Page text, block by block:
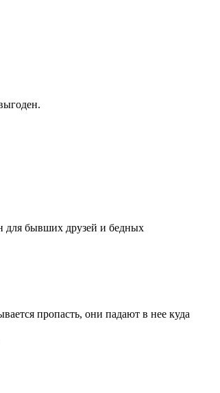
для бывших друзей и бедных
пропасть, они падают в нее куда